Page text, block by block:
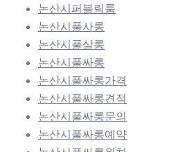
논산시퍼블릭룸
논산시풀사롱
논산시풀살롱
논산시풀싸롱
논산시풀싸롱가격
논산시풀싸롱견적
논산시풀싸롱문의
논산시풀싸롱예약